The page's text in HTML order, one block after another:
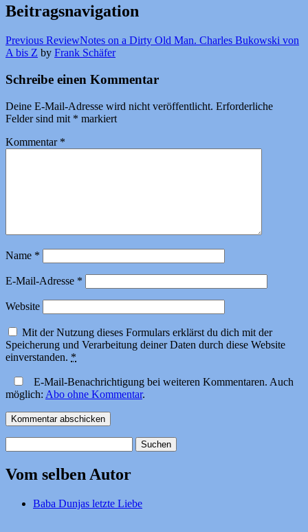
Beitragsnavigation
Previous ReviewNotes on a Dirty Old Man. Charles Bukowski von
A bis Z by Frank Schäfer
Schreibe einen Kommentar
Deine E-Mail-Adresse wird nicht veröffentlicht. Erforderliche
Felder sind mit * markiert
Kommentar *
Name *
E-Mail-Adresse *
Website
Mit der Nutzung dieses Formulars erklärst du dich mit der
Speicherung und Verarbeitung deiner Daten durch diese Website
einverstanden. *
E-Mail-Benachrichtigung bei weiteren Kommentaren. Auch
möglich: Abo ohne Kommentar.
nach:
Vom selben Autor
Baba Dunjas letzte Liebe